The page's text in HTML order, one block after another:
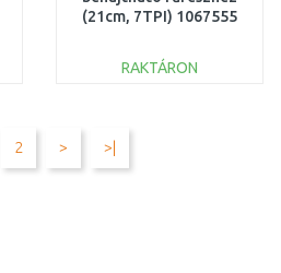
(21cm, 7TPI) 1067555
RAKTÁRON
Összehasonlítás
2 > >|